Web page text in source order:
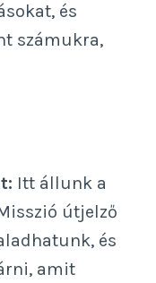
és
számukra,
Itt állunk a
útjelző
és
amit